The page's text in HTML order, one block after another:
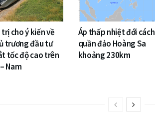
trị cho ý kiến về
trương đầu tư
tốc độ cao trên
Nam
Áp thấp nhiệt đới cách
quần đảo Hoàng Sa
khoảng 230km